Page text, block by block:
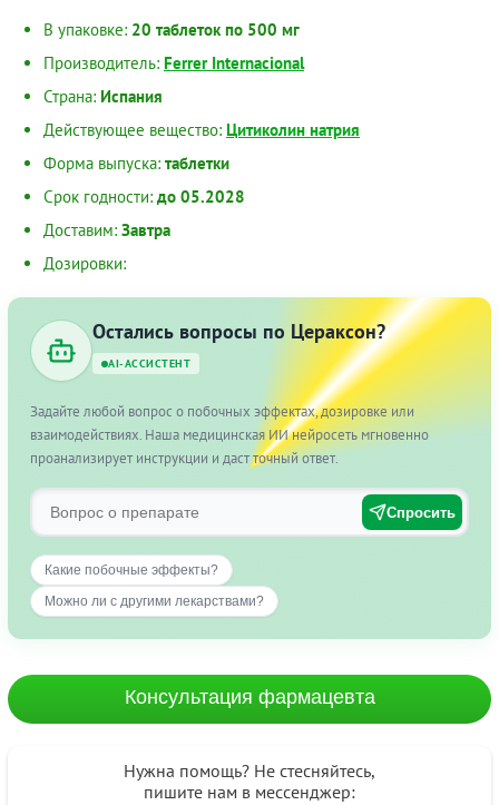
В упаковке: 20 таблеток по 500 мг
Производитель: Ferrer Internacional
Страна: Испания
Действующее вещество: Цитиколин натрия
Форма выпуска: таблетки
Срок годности: до 05.2028
Доставим: Завтра
Дозировки:
Остались вопросы по Цераксон?
AI-АССИСТЕНТ
Задайте любой вопрос о побочных эффектах, дозировке или
взаимодействиях. Наша медицинская ИИ нейросеть мгновенно
проанализирует инструкции и даст точный ответ.
Спросить
Какие побочные эффекты?
Можно ли с другими лекарствами?
Консультация фармацевта
Нужна помощь? Не стесняйтесь,
пишите нам в мессенджер: